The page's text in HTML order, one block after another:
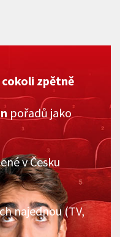
zpětně
pořadů jako
v Česku
najednou (TV,